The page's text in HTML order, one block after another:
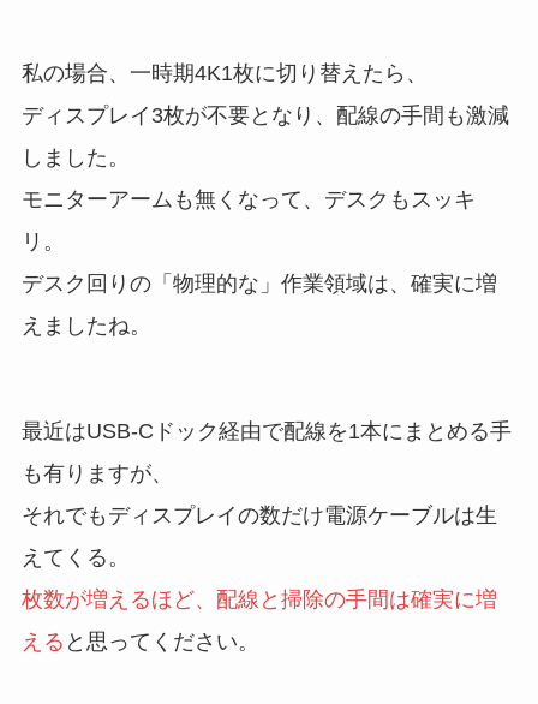
私の場合、一時期4K1枚に切り替えたら、
ディスプレイ3枚が不要となり、配線の手間も激減
しました。
モニターアームも無くなって、デスクもスッキ
リ。
デスク回りの「物理的な」作業領域は、確実に増
えましたね。
最近はUSB-Cドック経由で配線を1本にまとめる手
も有りますが、
それでもディスプレイの数だけ電源ケーブルは生
えてくる。
枚数が増えるほど、配線と掃除の手間は確実に増
える と思ってください。